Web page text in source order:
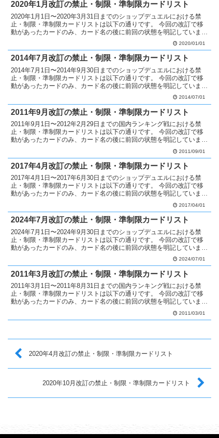
2020年1月改訂の禁止・制限・準制限カードリスト
2020年1月1日〜2020年3月31日までのショップデュエルにおける禁
止・制限・準制限カードリストは以下の通りです。 今回の改訂で移
動があったカードのみ、カード名の後に前回の状態を明記していま
2020/01/01
2014年7月改訂の禁止・制限・準制限カードリスト
2014年7月1日〜2014年9月30日までのショップデュエルにおける禁
止・制限・準制限カードリストは以下の通りです。 今回の改訂で移
動があったカードのみ、カード名の後に前回の状態を明記していま
2014/07/01
2011年9月改訂の禁止・制限・準制限カードリスト
2011年9月1日〜2012年2月29日までの国内ランキング戦における禁
止・制限・準制限カードリストは以下の通りです。 今回の改訂で移
動があったカードのみ、カード名の後に前回の状態を明記していま
2011/09/01
2017年4月改訂の禁止・制限・準制限カードリスト
2017年4月1日〜2017年6月30日までのショップデュエルにおける禁
止・制限・準制限カードリストは以下の通りです。 今回の改訂で移
動があったカードのみ、カード名の後に前回の状態を明記していま
2017/04/01
2024年7月改訂の禁止・制限・準制限カードリスト
2024年7月1日〜2024年9月30日までのショップデュエルにおける禁
止・制限・準制限カードリストは以下の通りです。 今回の改訂で移
動があったカードのみ、カード名の後に前回の状態を明記していま
2024/07/01
2011年3月改訂の禁止・制限・準制限カードリスト
2011年3月1日〜2011年8月31日までの国内ランキング戦における禁
止・制限・準制限カードリストは以下の通りです。 今回の改訂で移
動があったカードのみ、カード名の後に前回の状態を明記していま
2011/03/01
2020年4月改訂の禁止・制限・準制限カードリスト
2020年10月改訂の禁止・制限・準制限カードリスト